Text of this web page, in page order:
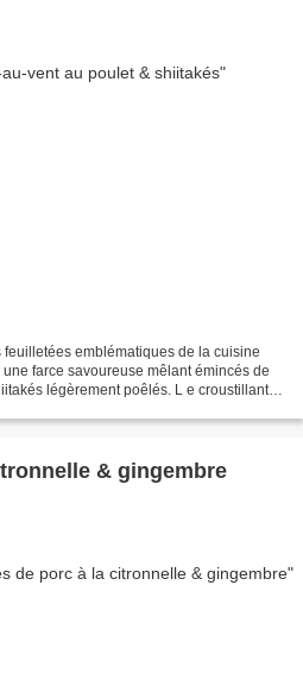
emblématiques de la cuisine
farce savoureuse mêlant émincés de
légèrement poêlés. L e croustillant
& gingembre